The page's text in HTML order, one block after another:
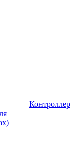
Контроллер